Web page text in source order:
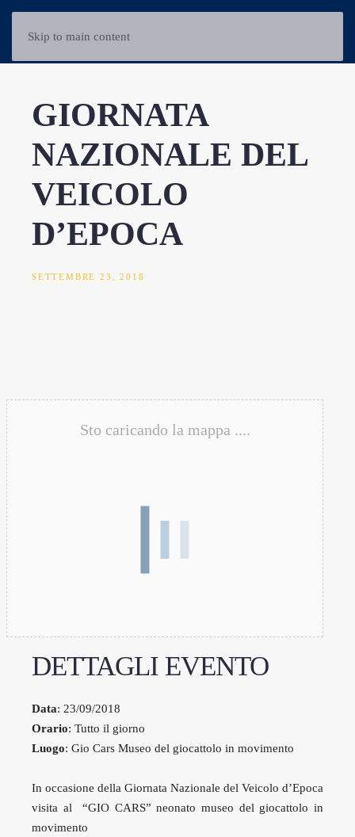
Skip to main content
GIORNATA
NAZIONALE DEL
VEICOLO
D’EPOCA
SETTEMBRE 23, 2018
Sto caricando la mappa ....
DETTAGLI EVENTO
Data: 23/09/2018
Orario: Tutto il giorno
Luogo: Gio Cars Museo del giocattolo in movimento
In occasione della Giornata Nazionale del Veicolo d’Epoca
visita al “GIO CARS” neonato museo del giocattolo in
movimento